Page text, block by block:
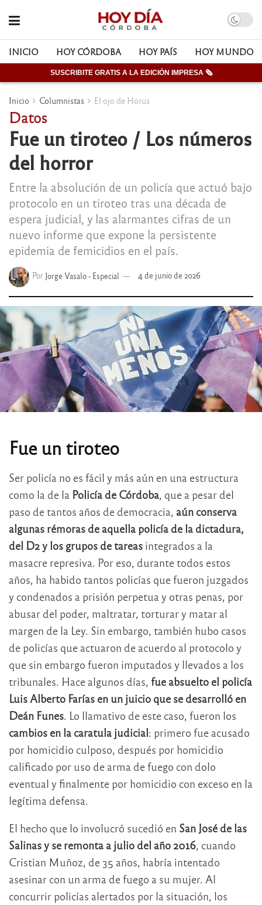
INICIO HOY CÓRDOBA HOY PAÍS HOY MUNDO
SUSCRIBITE GRATIS A LA EDICIÓN IMPRESA 🗞
Inicio Columnistas El ojo de Horus
Datos
Fue un tiroteo / Los números
del horror
Entre la absolución de un policía que actuó bajo
protocolo en un tiroteo tras una década de
espera judicial, y las alarmantes cifras de un
nuevo informe que expone la persistente
epidemia de femicidios en el país.
Por Jorge Vasalo - Especial 4 de junio de 2026
Fue un tiroteo
Ser policía no es fácil y más aún en una estructura
como la de la Policía de Córdoba , que a pesar del
paso de tantos años de democracia, aún conserva
algunas rémoras de aquella policía de la dictadura,
del D2 y los grupos de tareas integrados a la
masacre represiva. Por eso, durante todos estos
años, ha habido tantos policías que fueron juzgados
y condenados a prisión perpetua y otras penas, por
abusar del poder, maltratar, torturar y matar al
margen de la Ley. Sin embargo, también hubo casos
de policías que actuaron de acuerdo al protocolo y
que sin embargo fueron imputados y llevados a los
tribunales. Hace algunos días, fue absuelto el policía
Luis Alberto Farías en un juicio que se desarrolló en
Deán Funes . Lo llamativo de este caso, fueron los
cambios en la caratula judicial: primero fue acusado
por homicidio culposo, después por homicidio
calificado por uso de arma de fuego con dolo
eventual y finalmente por homicidio con exceso en la
legítima defensa.
El hecho que lo involucró sucedió en San José de las
Salinas y se remonta a julio del año 2016 , cuando
Cristian Muñoz, de 35 años, habría intentado
asesinar con un arma de fuego a su mujer. Al
concurrir policías alertados por la situación, los